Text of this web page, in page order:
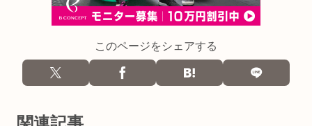
このページをシェアする